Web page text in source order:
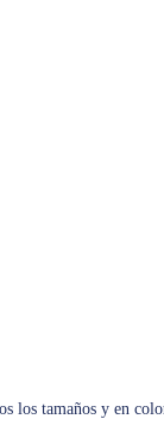
los tamaños y en